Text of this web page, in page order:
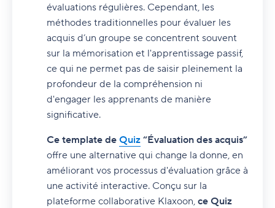
évaluations régulières. Cependant, les
méthodes traditionnelles pour évaluer les
acquis d’un groupe se concentrent souvent
sur la mémorisation et l'apprentissage passif,
ce qui ne permet pas de saisir pleinement la
profondeur de la compréhension ni
d'engager les apprenants de manière
significative.
Ce template de Quiz “Évaluation des acquis”
offre une alternative qui change la donne, en
améliorant vos processus d'évaluation grâce à
une activité interactive. Conçu sur la
plateforme collaborative Klaxoon, ce Quiz